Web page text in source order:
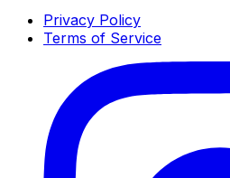
Privacy Policy
Terms of Service